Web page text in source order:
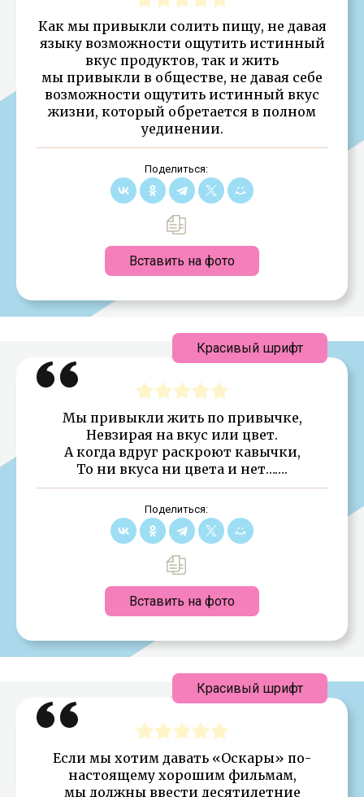
Как мы привыкли солить пищу, не давая
языку возможности ощутить истинный
вкус продуктов, так и жить
мы привыкли в обществе, не давая себе
возможности ощутить истинный вкус
жизни, который обретается в полном
уединении.
Поделиться:
Вставить на фото
Мы привыкли жить по привычке,
Невзирая на вкус или цвет.
А когда вдруг раскроют кавычки,
То ни вкуса ни цвета и нет…….
Поделиться:
Вставить на фото
Красивый шрифт
Если мы хотим давать «Оскары» по-
настоящему хорошим фильмам,
мы должны ввести десятилетние
Красивый шрифт